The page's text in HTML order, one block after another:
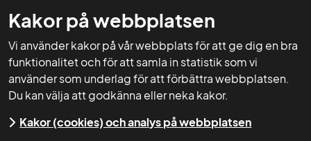
Kakor på webbplatsen
Vi använder kakor på vår webbplats för att ge dig en bra
funktionalitet och för att samla in statistik som vi
använder som underlag för att förbättra webbplatsen.
Du kan välja att godkänna eller neka kakor.
Kakor (cookies) och analys på webbplatsen
GNW-adm
Start